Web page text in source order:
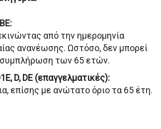
από την ημερομηνία
ανανέωσης. Ωστόσο, δεν μπορεί
συμπλήρωση των 65 ετών.
D, DE (επαγγελματικές):
επίσης με ανώτατο όριο τα 65 έτη.